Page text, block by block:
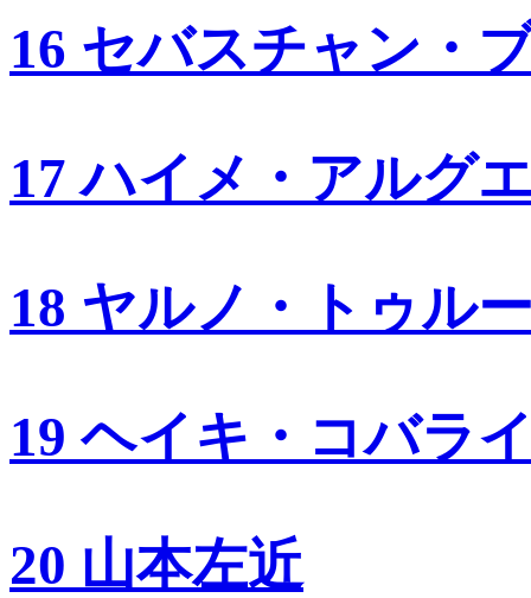
16 セバスチャン・
17 ハイメ・アルグ
18 ヤルノ・トゥル
19 ヘイキ・コバラ
20 山本左近